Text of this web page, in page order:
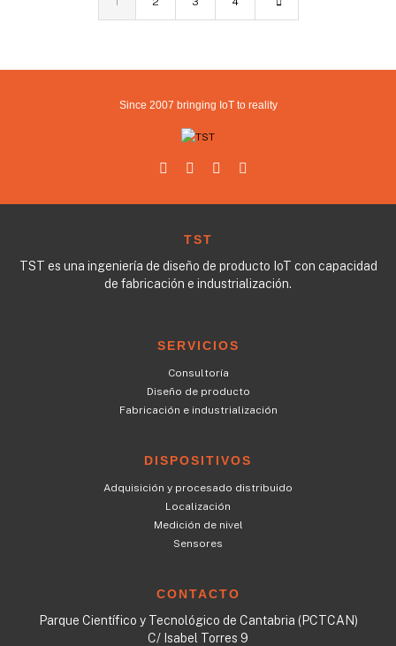
Since 2007 bringing IoT to reality
TST
TST es una ingeniería de diseño de producto IoT con capacidad
de fabricación e industrialización.
SERVICIOS
Consultoría
Diseño de producto
Fabricación e industrialización
DISPOSITIVOS
Adquisición y procesado distribuido
Localización
Medición de nivel
Sensores
CONTACTO
Parque Científico y Tecnológico de Cantabria (PCTCAN)
C/ Isabel Torres 9